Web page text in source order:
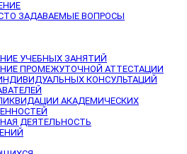
ЗАДАВАЕМЫЕ ВОПРОСЫ
УЧЕБНЫХ ЗАНЯТИЙ
ПРОМЕЖУТОЧНОЙ АТТЕСТАЦИИ
КОНСУЛЬТАЦИЙ
АКАДЕМИЧЕСКИХ
ДЕЯТЕЛЬНОСТЬ